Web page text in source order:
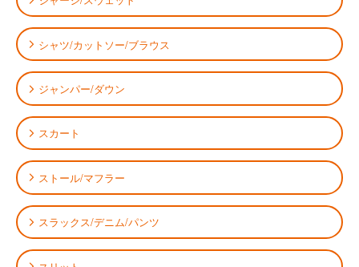
シャツ/カットソー/ブラウス
ジャンパー/ダウン
スカート
ストール/マフラー
スラックス/デニム/パンツ